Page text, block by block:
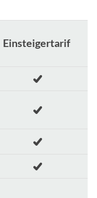
Einsteigertarif